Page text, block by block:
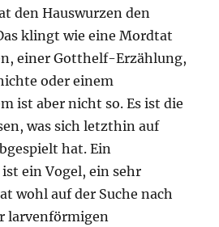
den Hauswurzen den
klingt wie eine Mordtat
einer Gotthelf-Erzählung,
oder einem
ist aber nicht so. Es ist die
was sich letzthin auf
hat. Ein
ein Vogel, ein sehr
wohl auf der Suche nach
larvenförmigen